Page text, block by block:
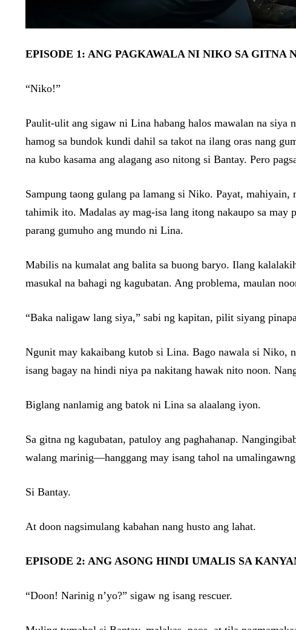
EPISODE 1: ANG PAGKAWALA NI NIKO SA GITNA
“Niko!”
Paulit-ulit ang sigaw ni Lina habang halos mawalan na siya
hamog sa bundok kundi dahil sa takot na ilang oras nang
na kubo kasama ang alagang aso nitong si Bantay. Pero
Sampung taong gulang pa lamang si Niko. Payat,
tahimik ito. Madalas ay mag-isa lang itong nakaupo sa may
parang gumuho ang mundo ni Lina.
Mabilis na kumalat ang balita sa buong baryo. Ilang
masukal na bahagi ng kagubatan. Ang problema, maulan
“Baka naligaw lang siya,” sabi ng kapitan, pilit siyang
Ngunit may kakaibang kutob si Lina. Bago nawala si Niko,
isang bagay na hindi niya pa nakitang hawak nito noon.
Biglang nanlamig ang batok ni Lina sa alaalang iyon.
Sa gitna ng kagubatan, patuloy ang paghahanap.
walang marinig—hanggang may isang tahol na
Si Bantay.
At doon nagsimulang kabahan nang husto ang lahat.
EPISODE 2: ANG ASONG HINDI UMALIS SA
“Doon! Narinig n’yo?” sigaw ng isang rescuer.